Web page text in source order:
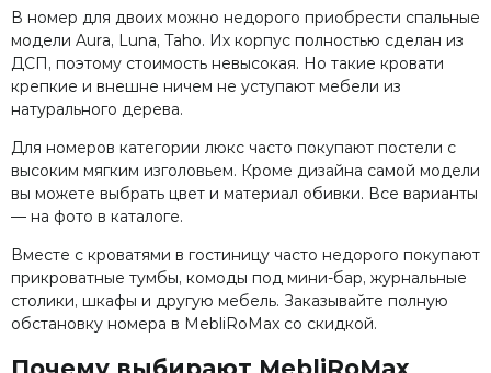
В номер для двоих можно недорого приобрести спальные
модели Aura, Luna, Taho. Их корпус полностью сделан из
ДСП, поэтому стоимость невысокая. Но такие кровати
крепкие и внешне ничем не уступают мебели из
натурального дерева.
Для номеров категории люкс часто покупают постели с
высоким мягким изголовьем. Кроме дизайна самой модели
вы можете выбрать цвет и материал обивки. Все варианты
— на фото в каталоге.
Вместе с кроватями в гостиницу часто недорого покупают
прикроватные тумбы, комоды под мини-бар, журнальные
столики, шкафы и другую мебель. Заказывайте полную
обстановку номера в MebliRoMax со скидкой.